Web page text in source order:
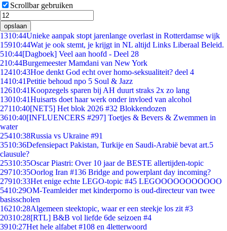
Scrollbar gebruiken
opslaan
1310:44Unieke aanpak stopt jarenlange overlast in Rotterdamse wijk
15910:44Wat je ook stemt, je krijgt in NL altijd Links Liberaal Beleid.
510:44[Dagboek] Veel aan hoofd - Deel 28
210:44Burgemeester Mamdani van New York
12410:43Hoe denkt God echt over homo-seksualiteit? deel 4
1410:41Petitie behoud npo 5 Soul & Jazz
12610:41Koopzegels sparen bij AH duurt straks 2x zo lang
13010:41Huisarts doet haar werk onder invloed van alcohol
27110:40[NET5] Het blok 2026 #32 Blokkendozen
3610:40[INFLUENCERS #297] Toetjes & Bevers & Zwemmen in
water
25410:38Russia vs Ukraine #91
3510:36Defensiepact Pakistan, Turkije en Saudi-Arabië bevat art.5
clausule?
25310:35Oscar Piastri: Over 10 jaar de BESTE allertijden-topic
29710:35Oorlog Iran #136 Bridge and powerplant day incoming?
27910:33Het enige echte LEGO-topic #45 LEGOOOOOOOOOOO
5410:29OM-Teamleider met kinderporno is oud-directeur van twee
basisscholen
16210:28Algemeen steektopic, waar er een steekje los zit #3
20310:28[RTL] B&B vol liefde 6de seizoen #4
3910:27Het hele alfabet #108 en 4letterwoord